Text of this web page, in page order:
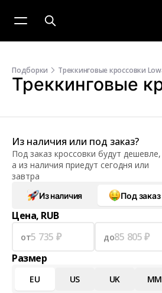
Подборки Треккинговые кроссовки
Треккинговые
Из наличия или под заказ?
Под заказ кроссовки будут дешевле,
а из наличия приедут сегодня или
завтра
Из наличия Под заказ
Цена, RUB
от до
Размер
EU US UK MM